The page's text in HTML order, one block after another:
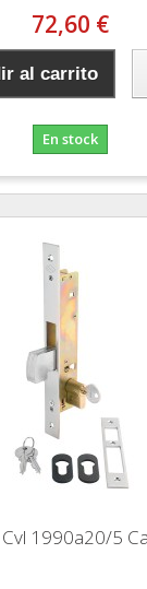
72,60 €
al carrito
En stock
1990a20/5